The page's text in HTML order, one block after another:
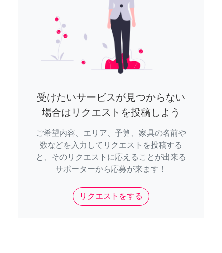
受けたいサービスが見つからない
場合はリクエストを投稿しよう
ご希望内容、エリア、予算、家具の名前や
数などを入力してリクエストを投稿する
と、そのリクエストに応えることが出来る
サポーターから応募が来ます！
リクエストをする